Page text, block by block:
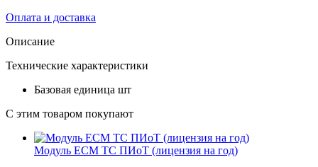
Оплата и доставка
Описание
Технические характеристики
Базовая единица шт
С этим товаром покупают
Модуль ЕСМ ТС ПИоТ (лицензия на год)